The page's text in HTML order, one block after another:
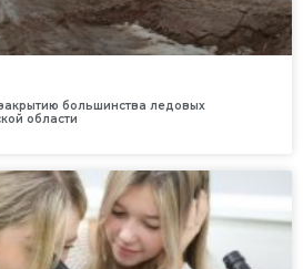
большинства ледовых
области